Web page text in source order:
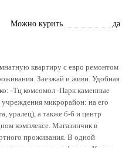
Можно курить
да
квартиру с евро ремонтом
Заезжай и живи. Удобная
-Тц комсомол -Парк каменные
микрорайон: на его
уралец), а также б-6 и центр
комплексе. Магазинчик в
проживания. В одной